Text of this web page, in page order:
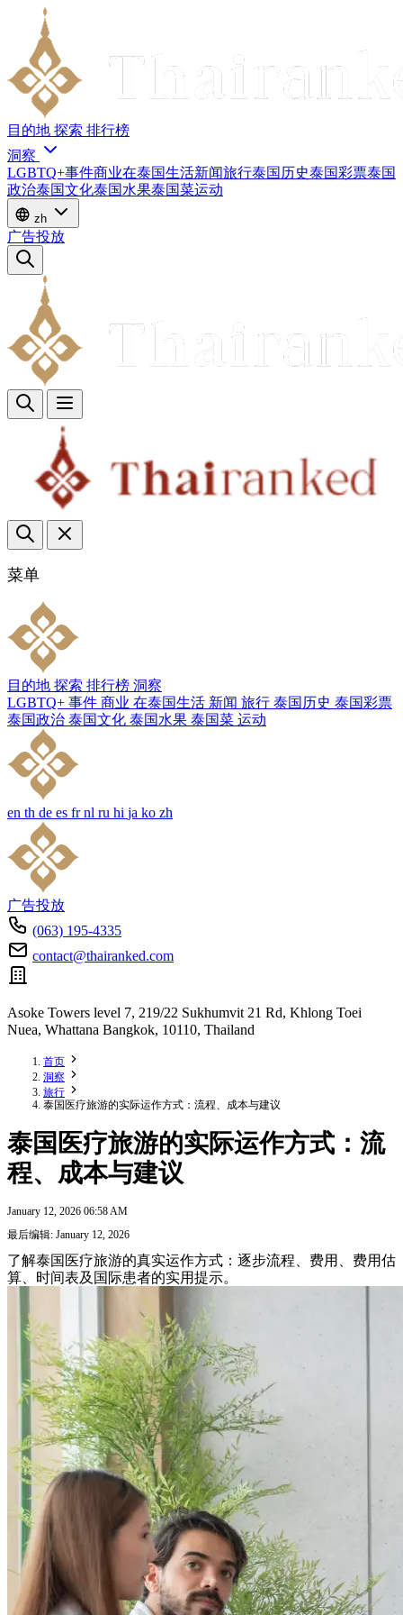
目的地 探索 排行榜
洞察
LGBTQ+事件商业在泰国生活新闻旅行泰国历史泰国彩票泰国
政治泰国文化泰国水果泰国菜运动
zh
广告投放
菜单
目的地 探索 排行榜 洞察
LGBTQ+ 事件 商业 在泰国生活 新闻 旅行 泰国历史 泰国彩票
泰国政治 泰国文化 泰国水果 泰国菜 运动
en th de es fr nl ru hi ja ko zh
广告投放
(063) 195-4335
contact@thairanked.com
Asoke Towers level 7, 219/22 Sukhumvit 21 Rd, Khlong Toei
Nuea, Whattana Bangkok, 10110, Thailand
首页
洞察
旅行
泰国医疗旅游的实际运作方式：流程、成本与建议
泰国医疗旅游的实际运作方式：流
程、成本与建议
January 12, 2026 06:58 AM
最后编辑: January 12, 2026
了解泰国医疗旅游的真实运作方式：逐步流程、费用、费用估
算、时间表及国际患者的实用提示。